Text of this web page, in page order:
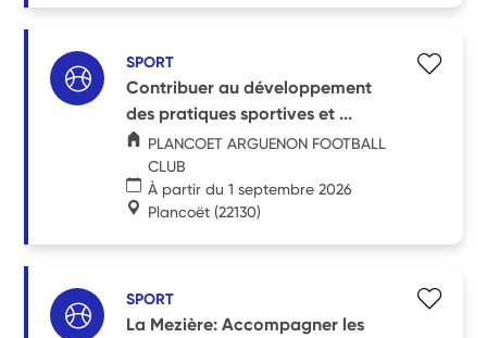
SPORT
Contribuer au développement
des pratiques sportives et ...
PLANCOET ARGUENON FOOTBALL
CLUB
À partir du 1 septembre 2026
Plancoët (22130)
SPORT
La Mezière: Accompagner les